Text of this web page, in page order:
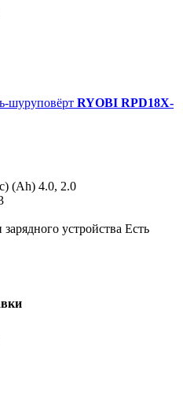
шуруповёрт RYOBI RPD18X-
(Ah) 4.0, 2.0
устройства Есть